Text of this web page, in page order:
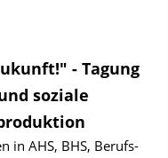
- Tagung
soziale
in AHS, BHS, Berufs-